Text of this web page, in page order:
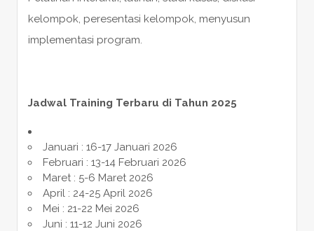
kelompok, peresentasi kelompok, menyusun
implementasi program.
Jadwal Training Terbaru di Tahun 2025
Januari : 16-17 Januari 2026
Februari : 13-14 Februari 2026
Maret : 5-6 Maret 2026
April : 24-25 April 2026
Mei : 21-22 Mei 2026
Juni : 11-12 Juni 2026